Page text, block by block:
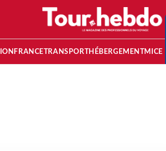
FRANCETRANSPORT HÉBERGEMENTMICE